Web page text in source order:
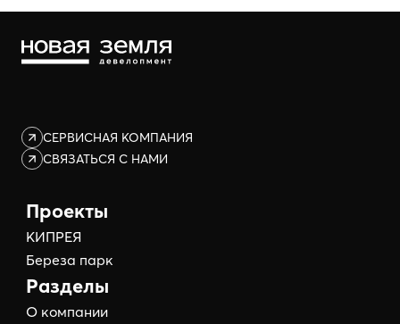
СЕРВИСНАЯ КОМПАНИЯ
СВЯЗАТЬСЯ С НАМИ
Проекты
КИПРЕЯ
Береза парк
Разделы
О компании